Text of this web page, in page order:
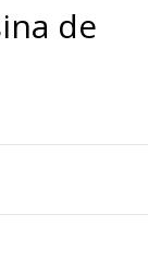
de